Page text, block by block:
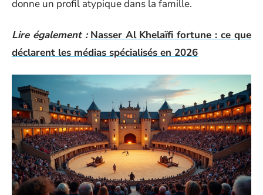
donne un profil atypique dans la famille.
Lire également : Nasser Al Khelaïfi fortune : ce que
déclarent les médias spécialisés en 2026